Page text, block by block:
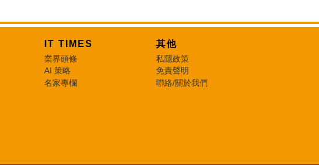
IT TIMES
業界頭條
AI 策略
名家專欄
其他
私隱政策
免責聲明
聯絡/關於我們